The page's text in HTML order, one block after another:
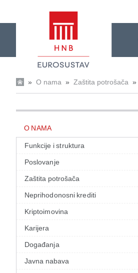
» O nama » Zaštita potrošača »
O NAMA
Funkcije i struktura
Poslovanje
Zaštita potrošača
Neprihodonosni krediti
Kriptoimovina
Karijera
Događanja
Javna nabava